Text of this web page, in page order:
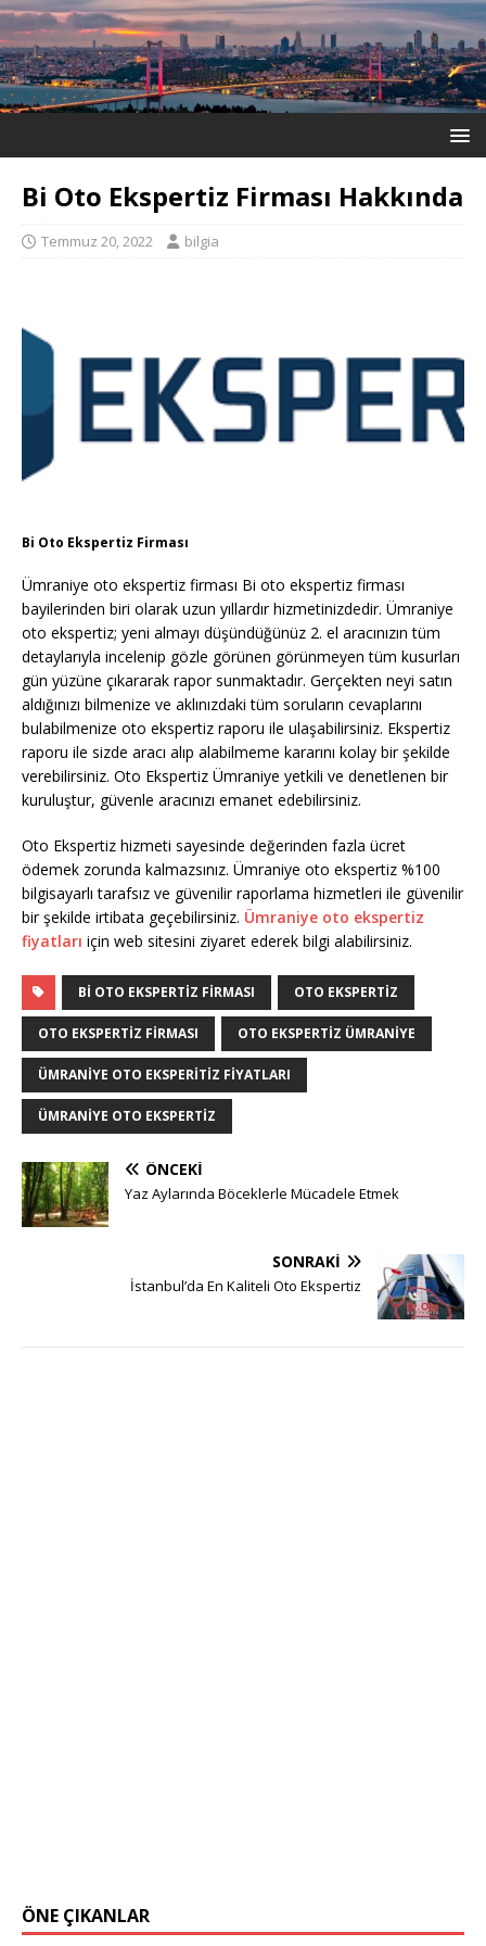
Bi Oto Ekspertiz Firması Hakkında
Temmuz 20, 2022 bilgia
Bi Oto Ekspertiz Firması
Ümraniye oto ekspertiz firması Bi oto ekspertiz firması
bayilerinden biri olarak uzun yıllardır hizmetinizdedir. Ümraniye
oto ekspertiz; yeni almayı düşündüğünüz 2. el aracınızın tüm
detaylarıyla incelenip gözle görünen görünmeyen tüm kusurları
gün yüzüne çıkararak rapor sunmaktadır. Gerçekten neyi satın
aldığınızı bilmenize ve aklınızdaki tüm soruların cevaplarını
bulabilmenize oto ekspertiz raporu ile ulaşabilirsiniz. Ekspertiz
raporu ile sizde aracı alıp alabilmeme kararını kolay bir şekilde
verebilirsiniz. Oto Ekspertiz Ümraniye yetkili ve denetlenen bir
kuruluştur, güvenle aracınızı emanet edebilirsiniz.
Oto Ekspertiz hizmeti sayesinde değerinden fazla ücret
ödemek zorunda kalmazsınız. Ümraniye oto ekspertiz %100
bilgisayarlı tarafsız ve güvenilir raporlama hizmetleri ile güvenilir
bir şekilde irtibata geçebilirsiniz. Ümraniye oto ekspertiz
fiyatları için web sitesini ziyaret ederek bilgi alabilirsiniz.
BI OTO EKSPERTIZ FIRMASI OTO EKSPERTIZ
OTO EKSPERTIZ FIRMASI OTO EKSPERTIZ ÜMRANIYE
ÜMRANIYE OTO EKSPERITIZ FIYATLARI
ÜMRANIYE OTO EKSPERTIZ
ÖNCEKI
Yaz Aylarında Böceklerle Mücadele Etmek
SONRAKI
İstanbul’da En Kaliteli Oto Ekspertiz
ÖNE ÇIKANLAR